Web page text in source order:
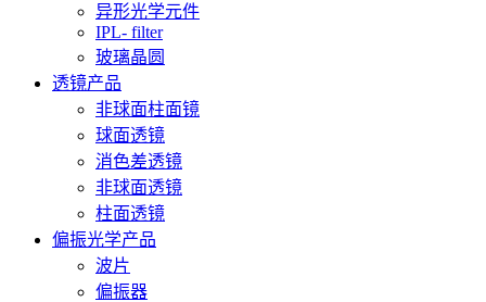
异形光学元件
IPL- filter
玻璃晶圆
透镜产品
非球面柱面镜
球面透镜
消色差透镜
非球面透镜
柱面透镜
偏振光学产品
波片
偏振器